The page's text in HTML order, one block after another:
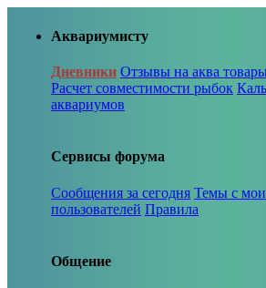
Аквариумисту
Дневники Отзывы на аква
Расчет совместимости рыбок
аквариумов
Сервисы форума
Сообщения за сегодня Темы с
пользователей Правила
Общение